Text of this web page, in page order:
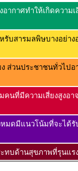
กาศทำให้เกิดความเสี่
บสารมลพิษบางอย่าง
ส่วนประชาชนทั่วไปอ
คนที่มีความเสี่ยงสูงอ
มดมีแนวโน้มที่จะได้
ทบด้านสุขภาพที่รุนแร